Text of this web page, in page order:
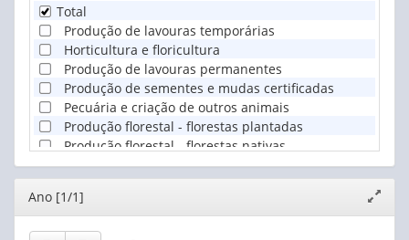
Total
Produção de lavouras temporárias
Horticultura e floricultura
Produção de lavouras permanentes
Produção de sementes e mudas certificadas
Pecuária e criação de outros animais
Produção florestal - florestas plantadas
Produção florestal - florestas nativas
Pesca
Aquicultura
Editor
janela
Ano [1/1]